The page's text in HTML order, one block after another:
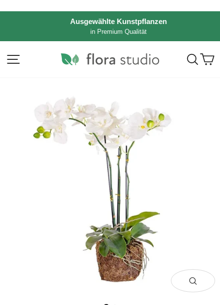
Pause
Diashow
Ausgewählte Kunstpflanzen
in Premium Qualität
Seitennavigation